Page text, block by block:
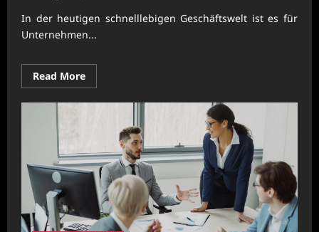
In der heutigen schnelllebigen Geschäftswelt ist es für
Unternehmen...
Read MoreRead
more
Moderne
langfristigen
Unternehmenserfolg